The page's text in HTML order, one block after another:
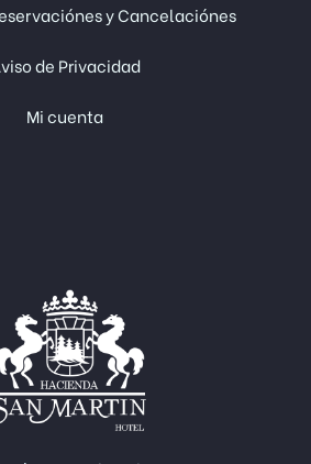
y Cancelaciónes
de Privacidad
Mi cuenta